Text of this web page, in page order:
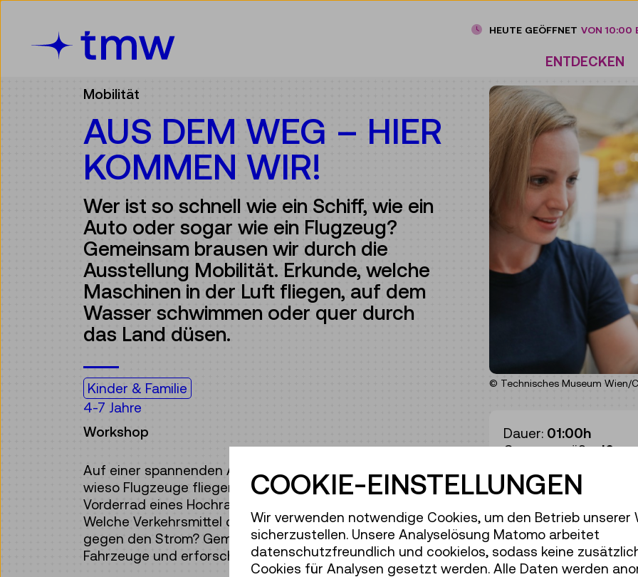
ENTDECKEN
HEUTE GEÖFFNET VON 10:00
Mobilität
AUS DEM WEG – HIER
KOMMEN WIR!
Wer ist so schnell wie ein Schiff, wie ein
Auto oder sogar wie ein Flugzeug?
Gemeinsam brausen wir durch die
Ausstellung Mobilität. Erkunde, welche
Maschinen in der Luft fliegen, auf dem
Wasser schwimmen oder quer durch
das Land düsen.
Kinder & Familie
4-7 Jahre
Workshop
Auf einer spannenden Abenteuerreise finden wir heraus,
wieso Flugzeuge fliegen, Schiffe nicht sinken und das
Vorderrad eines Hochrads fast so groß wie ein Mensch ist.
Welche Verkehrsmittel dampfen, gleiten oder schwimmen
gegen den Strom? Gemeinsam entdecken wir verschiede
Fahrzeuge und erforschen eigenhändig wie sie funktionieren.
© Technisches Museum Wien/
Dauer: 01:00h
Gruppengröße:16
Erwachsene
Unter 19 Jahren
COOKIE-EINSTELLUNGEN
Wir verwenden notwendige Cookies, um den Betrieb unserer
sicherzustellen. Unsere Analyselösung Matomo arbeitet
datenschutzfreundlich und cookielos, sodass keine
Cookies für Analysen gesetzt werden. Alle Daten werden